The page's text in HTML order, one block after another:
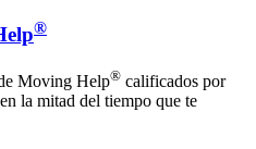
®
Moving Help® calificados por
la mitad del tiempo que te